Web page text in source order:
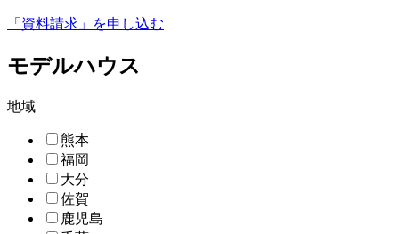
「資料請求」 を申し込む
モデルハウス
地域
熊本
福岡
大分
佐賀
鹿児島